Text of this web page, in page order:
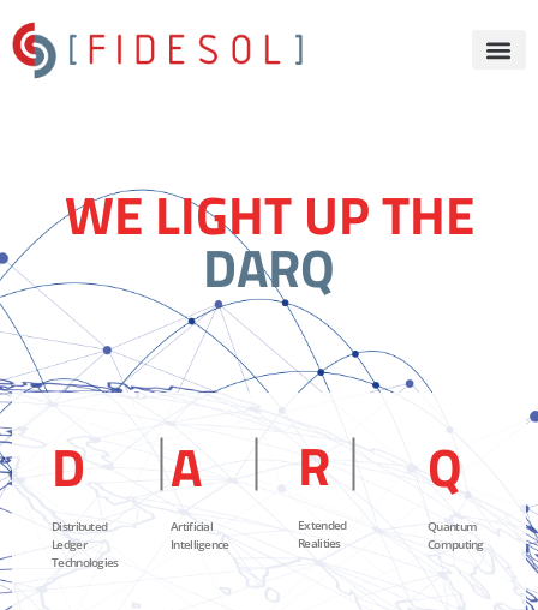
WE LIGHT UP THE
DARQ
D
Distributed
Ledger
Technologies
A
Artificial
Intelligence
R
Extended
Realities
Q
Quantum
Computing